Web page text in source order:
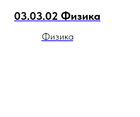
03.03.02 Физика
Физика